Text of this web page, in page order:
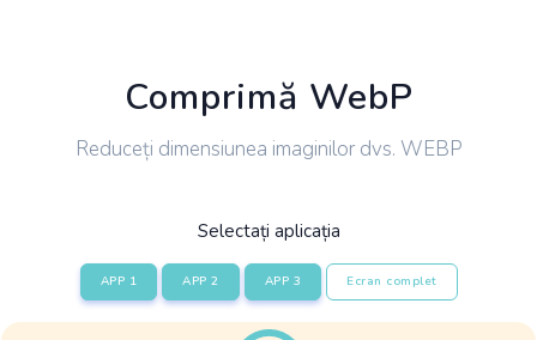
Comprimă WebP
Reduceți dimensiunea imaginilor dvs. WEBP
Selectați aplicația
APP 1 APP 2 APP 3 Ecran complet